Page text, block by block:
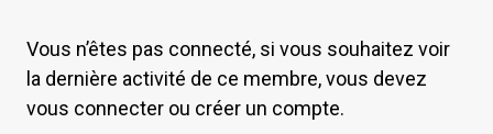
Vous n’êtes pas connecté, si vous souhaitez voir
la dernière activité de ce membre, vous devez
vous connecter ou créer un compte.